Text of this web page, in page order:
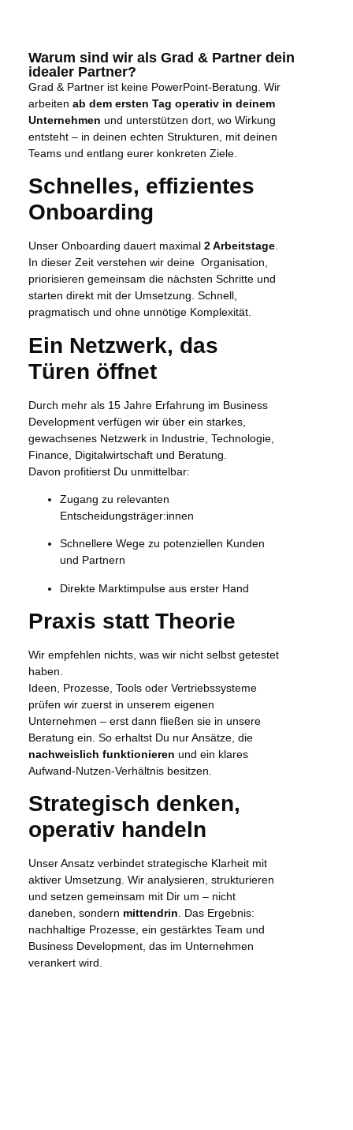
Warum sind wir als Grad & Partner dein
idealer Partner?
Grad & Partner ist keine PowerPoint-Beratung. Wir
arbeiten ab dem ersten Tag operativ in deinem
Unternehmen und unterstützen dort, wo Wirkung
entsteht – in deinen echten Strukturen, mit deinen
Teams und entlang eurer konkreten Ziele.
Schnelles, effizientes
Onboarding
Unser Onboarding dauert maximal 2 Arbeitstage
In dieser Zeit verstehen wir deine Organisation,
priorisieren gemeinsam die nächsten Schritte und
starten direkt mit der Umsetzung. Schnell,
pragmatisch und ohne unnötige Komplexität.
Ein Netzwerk, das
Türen öffnet
Durch mehr als 15 Jahre Erfahrung im Business
Development verfügen wir über ein starkes,
gewachsenes Netzwerk in Industrie, Technologie,
Finance, Digitalwirtschaft und Beratung.
Davon profitierst Du unmittelbar:
Zugang zu relevanten
Entscheidungsträger:innen
Schnellere Wege zu potenziellen Kunden
und Partnern
Direkte Marktimpulse aus erster Hand
Praxis statt Theorie
Wir empfehlen nichts, was wir nicht selbst getestet
haben.
Ideen, Prozesse, Tools oder Vertriebssysteme
prüfen wir zuerst in unserem eigenen
Unternehmen – erst dann fließen sie in unsere
Beratung ein. So erhaltst Du nur Ansätze, die
nachweislich funktionieren und ein klares
Aufwand-Nutzen-Verhältnis besitzen.
Strategisch denken,
operativ handeln
Unser Ansatz verbindet strategische Klarheit mit
aktiver Umsetzung. Wir analysieren, strukturieren
und setzen gemeinsam mit Dir um – nicht
daneben, sondern mittendrin. Das Ergebnis:
nachhaltige Prozesse, ein gestärktes Team und
Business Development, das im Unternehmen
verankert wird.